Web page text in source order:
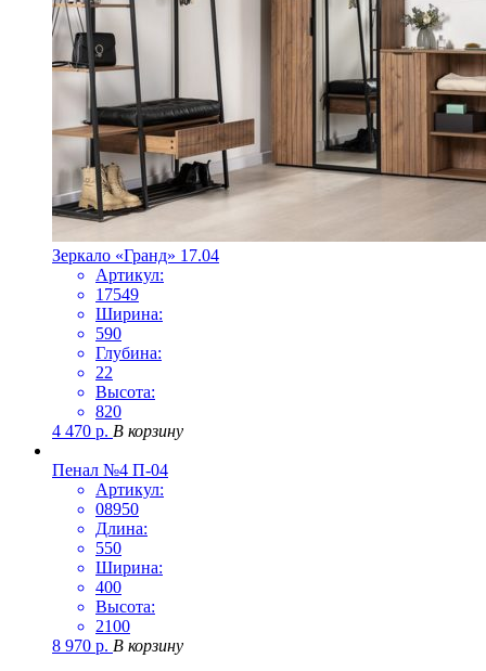
Зеркало «Гранд» 17.04
Артикул:
17549
Ширина:
590
Глубина:
22
Высота:
820
4 470 р. В корзину
Пенал №4 П-04
Артикул:
08950
Длина:
550
Ширина:
400
Высота:
2100
8 970 р. В корзину